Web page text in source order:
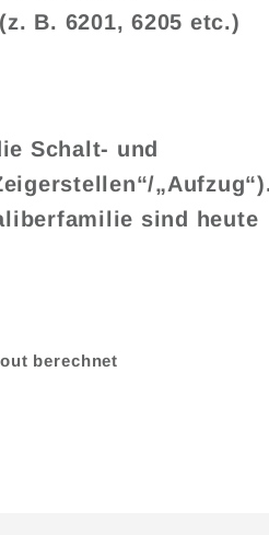
B. 6201, 6205 etc.)
Schalt- und
sind heute
berechnet